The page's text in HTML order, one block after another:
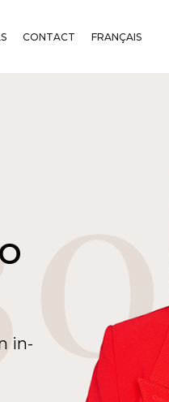
CONTACT FRANÇAIS
in-